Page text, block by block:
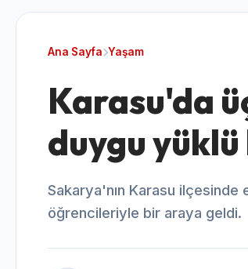
Ana Sayfa Yaşam
Karasu'da
duygu
Sakarya'nın Karasu
öğrencileriyle bir araya geldi.